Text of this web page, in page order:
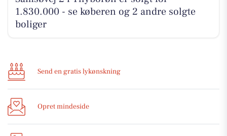
1.830.000 - se køberen og 2 andre solgte
boliger
Send en gratis lykønskning
Opret mindeside